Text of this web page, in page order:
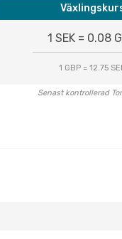
1 SEK = 0.08
1 GBP = 12.75
Senast kontrollerad